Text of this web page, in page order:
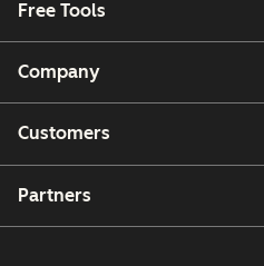
Free Tools
Company
Customers
Partners